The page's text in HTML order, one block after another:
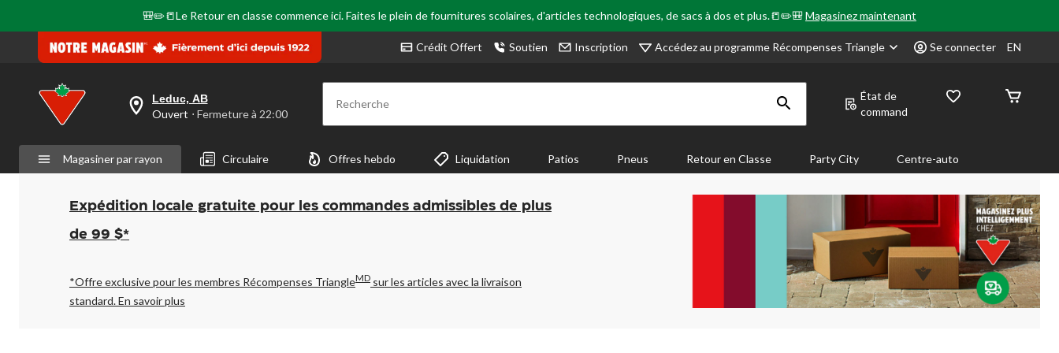
🎒✏️📒Le Retour en classe commence ici. Faites le plein de fournitures scolaires, d'articles technologiques, de sacs à dos et plus.📒✏️🎒Magasinez maintenant
Crédit Offert Soutien Inscription Accédez au programme Récompenses Triangle Se connecter EN
votre
est
Leduc,
AB,
Ouvert,
Fermeture
à
pour
changer
Leduc, AB
Ouvert ⋅ Fermeture à 22:00 Recherche
État de
command
Magasiner par rayon Circulaire Offres hebdo Liquidation Patios Pneus Retour en Classe Party City Centre-auto
Expédition locale gratuite pour les commandes admissibles de plus
de 99 $*
*Offre exclusive pour les membres Récompenses TriangleMD sur les articles avec la livraison
standard.En savoir plus